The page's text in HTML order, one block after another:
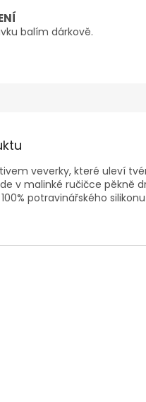
balím dárkově.
veverky, které uleví
v malinké ručičce pěkně
potravinářského silikonu